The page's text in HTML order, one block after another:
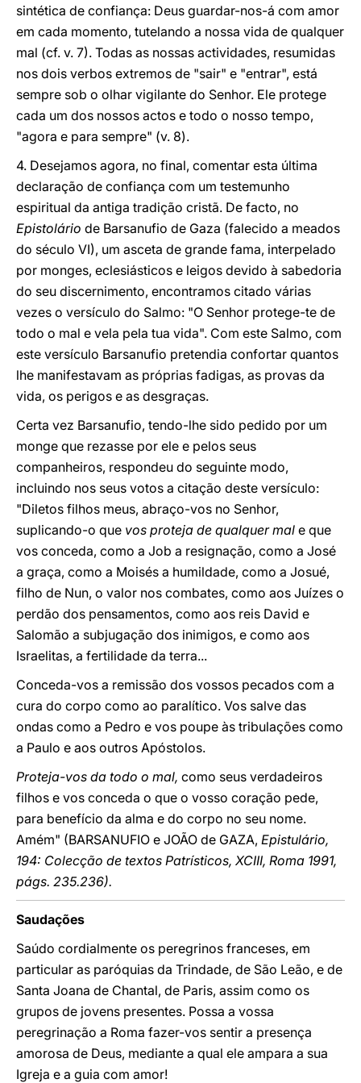
sintética de confiança: Deus guardar-nos-á com amor
em cada momento, tutelando a nossa vida de qualquer
mal (cf. v. 7). Todas as nossas actividades, resumidas
nos dois verbos extremos de "sair" e "entrar", está
sempre sob o olhar vigilante do Senhor. Ele protege
cada um dos nossos actos e todo o nosso tempo,
"agora e para sempre" (v. 8).
4. Desejamos agora, no final, comentar esta última
declaração de confiança com um testemunho
espiritual da antiga tradição cristã. De facto, no
Epistolário de Barsanufio de Gaza (falecido a meados
do século VI), um asceta de grande fama, interpelado
por monges, eclesiásticos e leigos devido à sabedoria
do seu discernimento, encontramos citado várias
vezes o versículo do Salmo: "O Senhor protege-te de
todo o mal e vela pela tua vida". Com este Salmo, com
este versículo Barsanufio pretendia confortar quantos
lhe manifestavam as próprias fadigas, as provas da
vida, os perigos e as desgraças.
Certa vez Barsanufio, tendo-lhe sido pedido por um
monge que rezasse por ele e pelos seus
companheiros, respondeu do seguinte modo,
incluindo nos seus votos a citação deste versículo:
"Diletos filhos meus, abraço-vos no Senhor,
suplicando-o que vos proteja de qualquer mal e que
vos conceda, como a Job a resignação, como a José
a graça, como a Moisés a humildade, como a Josué,
filho de Nun, o valor nos combates, como aos Juízes o
perdão dos pensamentos, como aos reis David e
Salomão a subjugação dos inimigos, e como aos
Israelitas, a fertilidade da terra...
Conceda-vos a remissão dos vossos pecados com a
cura do corpo como ao paralítico. Vos salve das
ondas como a Pedro e vos poupe às tribulações como
a Paulo e aos outros Apóstolos.
Proteja-vos da todo o mal, como seus verdadeiros
filhos e vos conceda o que o vosso coração pede,
para benefício da alma e do corpo no seu nome.
Amém" (BARSANUFIO e JOÃO de GAZA, Epistulário,
194: Colecção de textos Patrísticos, XCIII, Roma 1991,
págs. 235.236).
Saudações
Saúdo cordialmente os peregrinos franceses, em
particular as paróquias da Trindade, de São Leão, e de
Santa Joana de Chantal, de Paris, assim como os
grupos de jovens presentes. Possa a vossa
peregrinação a Roma fazer-vos sentir a presença
amorosa de Deus, mediante a qual ele ampara a sua
Igreja e a guia com amor!